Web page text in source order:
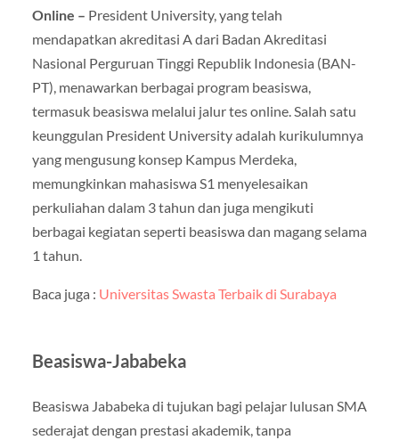
Online – President University, yang telah
mendapatkan akreditasi A dari Badan Akreditasi
Nasional Perguruan Tinggi Republik Indonesia (BAN-
PT), menawarkan berbagai program beasiswa,
termasuk beasiswa melalui jalur tes online. Salah satu
keunggulan President University adalah kurikulumnya
yang mengusung konsep Kampus Merdeka,
memungkinkan mahasiswa S1 menyelesaikan
perkuliahan dalam 3 tahun dan juga mengikuti
berbagai kegiatan seperti beasiswa dan magang selama
1 tahun.
Baca juga : Universitas Swasta Terbaik di Surabaya
Beasiswa-Jababeka
Beasiswa Jababeka di tujukan bagi pelajar lulusan SMA
sederajat dengan prestasi akademik, tanpa